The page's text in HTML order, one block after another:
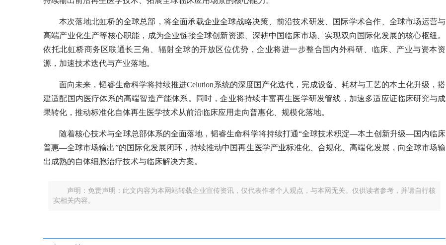
本次落地北虹桥的全球总部，将全面承载企业全球战略决策、前沿技术研发、国际学术合作、全球市场运营与
高端产业化生产等核心职能，成为企业链接全球创新资源、深耕中国临床市场、实现双向国际化发展的核心枢纽。
依托北虹桥商务区联通长三角、辐射全球的开放区位优势，企业将进一步整合国内外科研、临床、产业与资本资
源，加速技术迭代与产业落地。
面向未来，韬睿生命科学将持续推进Celution系统的深度国产化迭代，完成设备、耗材与工艺的本土化升级，搭
建适配国内医疗体系的高端智造产能体系。同时，企业将持续丰富再生医学研发管线，加速多适应证临床研究与成
果转化，推动标准化自体再生医学技术从前沿临床应用走向普惠化、规模化落地。
随着核心技术与全球总部体系的全面落地，韬睿生命科学将持续打通“全球技术积淀—本土创新升级—国内临床
普惠—全球市场输出”的国际化发展闭环，持续推动中国再生医学产业标准化、合规化、高端化发展，向全球市场输
出成熟的自体细胞治疗技术与临床解决方案。
声明：免责声明：此文内容为本网站转载企业宣传资讯，仅代表作者个人观点，与本网无关。仅供读者参考，并请自行核
实相关内容。